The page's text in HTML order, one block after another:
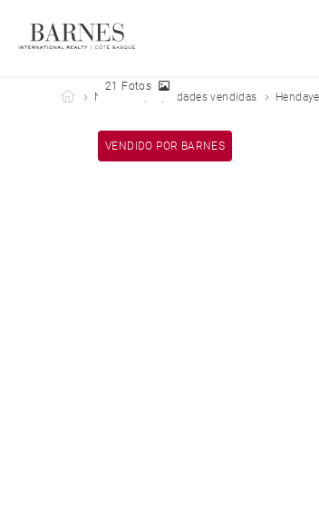
Barnes Côte Basque
Nuestras propiedades vendidas Hendaye
VENDIDO POR BARNES
21 Fotos